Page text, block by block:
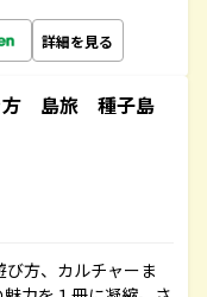
詳細を見る
方 島旅 種子島
方、カルチャーま